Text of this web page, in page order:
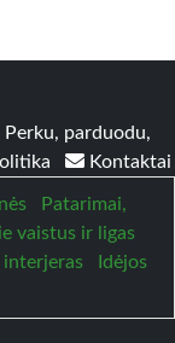
Perku, parduodu,
Kontaktai
Patarimai,
vaistus ir ligas
interjeras
Idėjos